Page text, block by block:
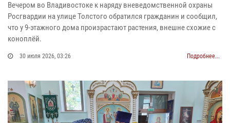
Вечером во Владивостоке к наряду вневедомственной охраны
Росгвардии на улице Толстого обратился гражданин и сообщил,
что у 9‑этажного дома произрастают растения, внешне схожие с
коноплёй.
30 июля 2026, 03:26 Подробнее...